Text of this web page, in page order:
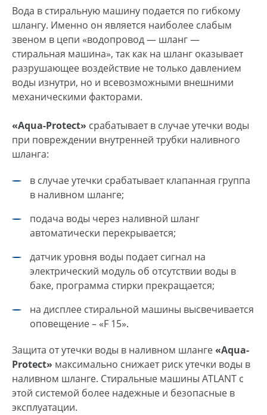
Вода в стиральную машину подается по гибкому
шлангу. Именно он является наиболее слабым
звеном в цепи «водопровод — шланг —
стиральная машина», так как на шланг оказывает
разрушающее воздействие не только давлением
воды изнутри, но и всевозможными внешними
механическими факторами.
«Аqua-Protect» срабатывает в случае утечки воды
при повреждении внутренней трубки наливного
шланга:
в случае утечки срабатывает клапанная группа
в наливном шланге;
подача воды через наливной шланг
автоматически перекрывается;
датчик уровня воды подает сигнал на
электрический модуль об отсутствии воды в
баке, программа стирки прекращается;
на дисплее стиральной машины высвечивается
оповещение – «F 15».
Защита от утечки воды в наливном шланге«Аqua-
Protect» максимально снижает риск утечки воды в
наливном шланге. Стиральные машины ATLANT с
этой системой более надежные и безопасные в
эксплуатации.